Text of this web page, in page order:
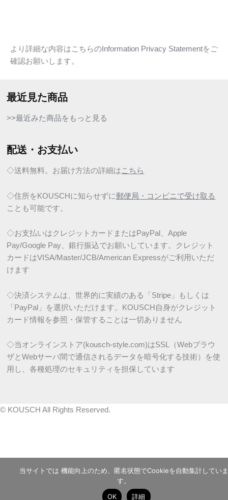
より詳細な内容はこちらのInformation Privacy Statementをご
確認お願いします。
最近見た商品
>>最近みた商品をもっと見る
配送・お支払い
◇送料無料。お届け方法の詳細はこちら
◇住所をKOUSCHに知らせずに郵便局・コンビニで受け取る
ことも可能です。
◇お支払いはクレジットカードまたはPayPal、Apple
Pay/Google Pay、銀行振込でお願いしています。クレジット
カードはVISA/Master/JCB/American Expressがご利用いただ
けます
◇決済システムは、世界的に実績のある「Stripe」もしくは
「PayPal」を選択いただけます。KOUSCH自身がクレジット
カード情報を参照・保管することは一切ありません
◇当オンラインストア(kousch-style.com)はSSL（Webブラウ
ザとWebサーバ間で通信されるデータを暗号化する技術）を使
用し、各種処理のセキュリティを担保しています
© KOUSCH All Rights Reserved.
当サイトでは 機能向上のため、匿名状態でCookieを自動集計していま
す。
OK
詳細